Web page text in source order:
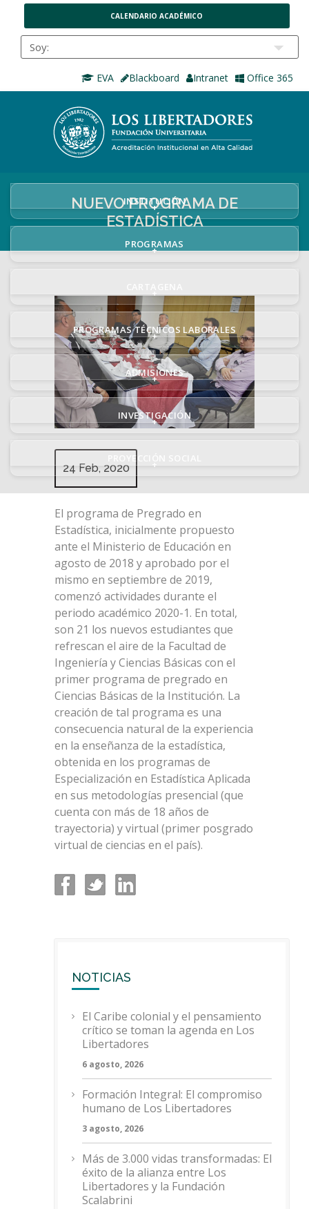
CALENDARIO ACADÉMICO
EVA Blackboard Intranet Office 365
INSTITUCIÓN
+
PROGRAMAS
+
+
PROGRAMAS TÉCNICOS LABORALES
+
ADMISIONES
+
INVESTIGACIÓN
+
PROYECCIÓN SOCIAL
+
NUEVO PROGRAMA DE
ESTADÍSTICA
24 Feb, 2020
El programa de Pregrado en
Estadística, inicialmente propuesto
ante el Ministerio de Educación en
agosto de 2018 y aprobado por el
mismo en septiembre de 2019,
comenzó actividades durante el
periodo académico 2020-1. En total,
son 21 los nuevos estudiantes que
refrescan el aire de la Facultad de
Ingeniería y Ciencias Básicas con el
primer programa de pregrado en
Ciencias Básicas de la Institución. La
creación de tal programa es una
consecuencia natural de la experiencia
en la enseñanza de la estadística,
obtenida en los programas de
Especialización en Estadística Aplicada
en sus metodologías presencial (que
cuenta con más de 18 años de
trayectoria) y virtual (primer posgrado
virtual de ciencias en el país).
NOTICIAS
El Caribe colonial y el pensamiento
crítico se toman la agenda en Los
Libertadores
6 agosto, 2026
Formación Integral: El compromiso
humano de Los Libertadores
3 agosto, 2026
Más de 3.000 vidas transformadas: El
éxito de la alianza entre Los
Libertadores y la Fundación
Scalabrini